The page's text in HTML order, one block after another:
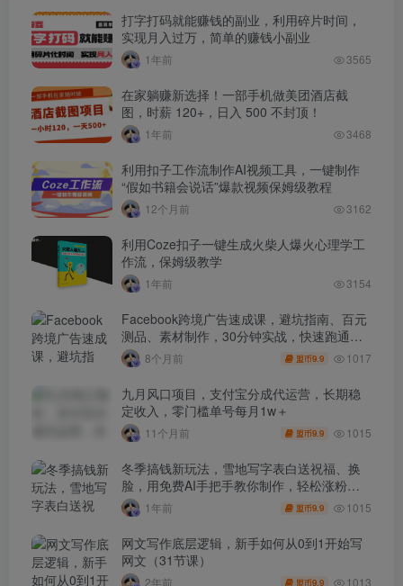
打字打码就能赚钱的副业，利用碎片时间，
实现月入过万，简单的赚钱小副业
1年前 3565
在家躺赚新选择！一部手机做美团酒店截
图，时薪 120+，日入 500 不封顶！
1年前 3468
利用扣子工作流制作AI视频工具，一键制作
“假如书籍会说话”爆款视频保姆级教程
12个月前 3162
利用Coze扣子一键生成火柴人爆火心理学工
作流，保姆级教学
1年前 3154
Facebook跨境广告速成课，避坑指南、百元
测品、素材制作，30分钟实战，快速跑通首
单出单8个月前 盟币9.9 1017
九月风口项目，支付宝分成代运营，长期稳
定收入，零门槛单号每月1w＋
11个月前 盟币9.9 1015
冬季搞钱新玩法，雪地写字表白送祝福、换
脸，用免费AI手把手教你制作，轻松涨粉
3.5w，接单到手软
1年前 盟币9.9 1015
网文写作底层逻辑，新手如何从0到1开始写
网文（31节课）
2年前 盟币9.9 1013